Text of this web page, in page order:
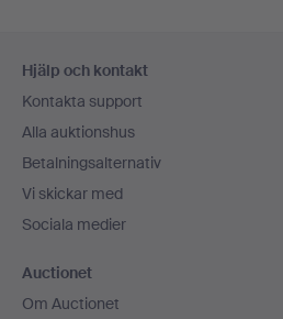
Hjälp och kontakt
Kontakta support
Alla auktionshus
Betalningsalternativ
Vi skickar med
Sociala medier
Auctionet
Om Auctionet